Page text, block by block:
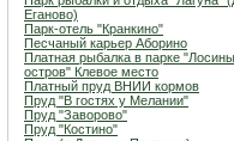
Еганово)
Парк-отель "Кранкино"
Песчаный карьер Аборино
Платная рыбалка в парке
остров" Клевое место
Платный пруд ВНИИ кормов
Пруд "В гостях у Мелании"
Пруд "Заворово"
Пруд "Костино"